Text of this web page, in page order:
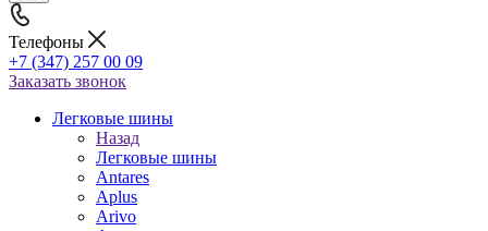
Телефоны
+7 (347) 257 00 09
Заказать звонок
Легковые шины
Назад
Легковые шины
Antares
Aplus
Arivo